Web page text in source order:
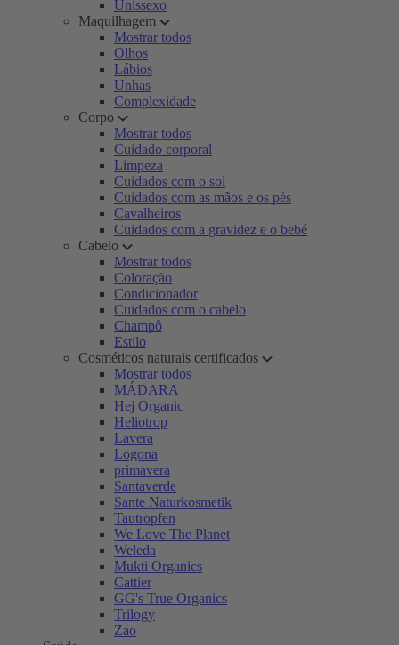
Unissexo
Maquilhagem
Mostrar todos
Olhos
Lábios
Unhas
Complexidade
Corpo
Mostrar todos
Cuidado corporal
Limpeza
Cuidados com o sol
Cuidados com as mãos e os pés
Cavalheiros
Cuidados com a gravidez e o bebé
Cabelo
Mostrar todos
Coloração
Condicionador
Cuidados com o cabelo
Champô
Estilo
Cosméticos naturais certificados
Mostrar todos
MÁDARA
Hej Organic
Heliotrop
Lavera
Logona
primavera
Santaverde
Sante Naturkosmetik
Tautropfen
We Love The Planet
Weleda
Mukti Organics
Cattier
GG's True Organics
Trilogy
Zao